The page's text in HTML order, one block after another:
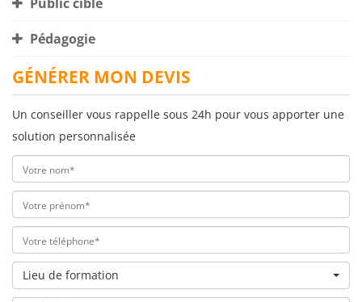
Pédagogie
GÉNÉRER MON DEVIS
Un conseiller vous rappelle sous 24h pour vous apporter une
solution personnalisée
Lieu de formation